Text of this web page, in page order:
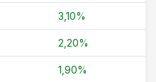
3,10%
2,20%
1,90%